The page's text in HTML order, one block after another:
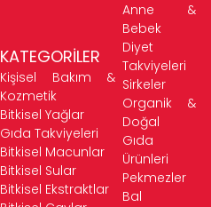
KATEGORİLER
Kişisel Bakım &
Kozmetik
Bitkisel Yağlar
Gıda Takviyeleri
Bitkisel Macunlar
Bitkisel Sular
Bitkisel Ekstraktlar
Anne &
Bebek
Diyet
Takviyeleri
Sirkeler
Organik &
Doğal
Gıda
Ürünleri
Pekmezler
Bal